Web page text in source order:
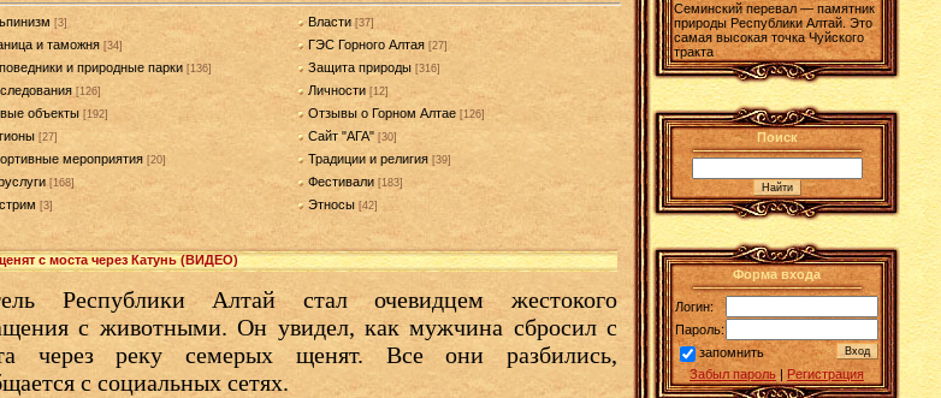
[3] Власти [37]
и таможня [34] ГЭС Горного Алтая [27]
и природные парки [136] Защита природы [316]
[126] Личности [12]
объекты [192] Отзывы о Горном Алтае [126]
[27] Сайт "АГА" [30]
мероприятия [20] Традиции и религия [39]
[168] Фестивали [183]
[3] Этносы [42]
с моста через Катунь (ВИДЕО)
Республики Алтай стал очевидцем жестокого
с животными. Он увидел, как мужчина сбросил с
через реку семерых щенят. Все они разбились,
с социальных сетях.
Семинский перевал — памятник
природы Республики Алтай. Это
самая высокая точка Чуйского
тракта
Поиск
Форма входа
Логин:
Пароль:
запомнить
Забыл пароль | Регистрация